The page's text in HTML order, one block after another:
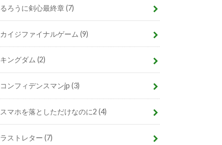
るろうに剣心最終章(7)
カイジファイナルゲーム(9)
キングダム(2)
コンフィデンスマンjp(3)
スマホを落としただけなのに2(4)
ラストレター(7)